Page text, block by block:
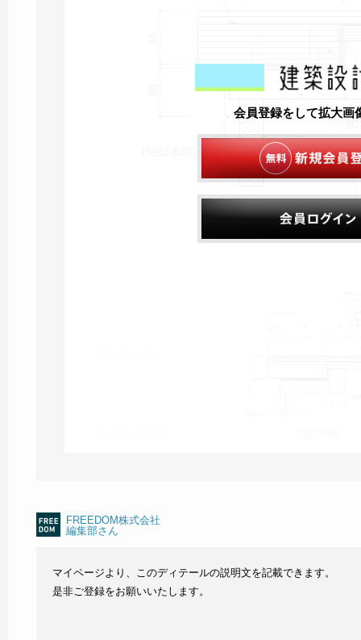
会員登録をして拡大画
FREEDOM株式会社
編集部さん
マイページより、このディテールの説明文を記載できます。
是非ご登録をお願いいたします。